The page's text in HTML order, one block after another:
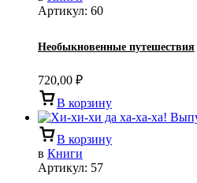
Артикул: 60
Необыкновенные путешествия
720,00 ₽
В корзину
В корзину
в Книги
Артикул: 57